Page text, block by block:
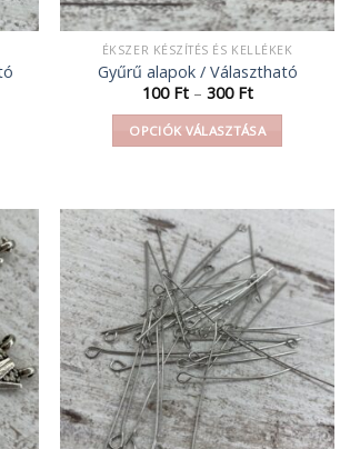
ÉKSZER KÉSZÍTÉS ÉS KELLÉKEK
Gyűrű alapok / Választható
100 Ft – 300 FtÁrtartomány:
-
300 Ft
OPCIÓK VÁLASZTÁSA
terméknek
több
variációja
van.
A
változatok
a
termékoldalon
választhatók
ki